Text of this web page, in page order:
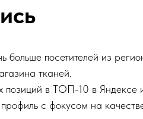
посетителей из
тканей.
позиций в ТОП-10 в
с фокусом на